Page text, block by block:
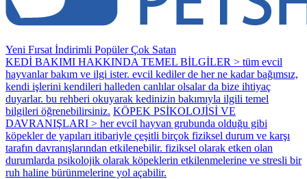
Yeni Fırsat İndirimli PopülerÇok Satan
KEDİ BAKIMI HAKKINDA TEMEL BİLGİLER > tüm evcil
hayvanlar bakım ve ilgi ister. evcil kediler de her ne kadar bağımsız,
kendi işlerini kendileri halleden canlılar olsalar da bize ihtiyaç
duyarlar. bu rehberi okuyarak kedinizin bakımıyla ilgili temel
bilgileri öğrenebilirsiniz. KÖPEK PSİKOLOJİSİ VE
DAVRANIŞLARI > her evcil hayvan grubunda olduğu gibi
köpekler de yapıları itibariyle çeşitli birçok fiziksel durum ve karşı
tarafın davranışlarından etkilenebilir. fiziksel olarak etken olan
durumlarda psikolojik olarak köpeklerin etkilenmelerine ve stresli bir
ruh haline bürünmelerine yol açabilir.